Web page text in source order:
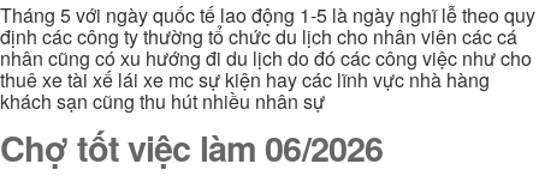
Tháng 5 với ngày quốc tế lao động 1-5 là ngày nghĩ lễ theo quy
định các công ty thường tổ chức du lịch cho nhân viên các cá
nhân cũng có xu hướng đi du lịch do đó các công việc như cho
thuê xe tài xế lái xe mc sự kiện hay các lĩnh vực nhà hàng
khách sạn cũng thu hút nhiều nhân sự
Chợ tốt việc làm 06/2026